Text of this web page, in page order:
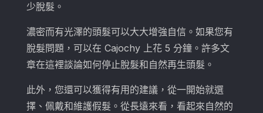
少脫髮。
濃密而有光澤的頭髮可以大大增強自信。如果您有
脫髮問題，可以在 Cajochy 上花 5 分鐘。許多文
章在這裡談論如何停止脫髮和自然再生頭髮。
此外，您還可以獲得有用的建議，從一開始就選
擇、佩戴和維護假髮。從長遠來看，看起來自然的